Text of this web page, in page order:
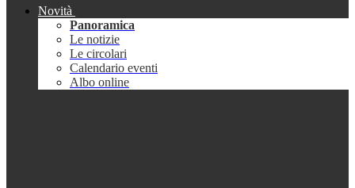
Novità
Panoramica
Le notizie
Le circolari
Calendario eventi
Albo online